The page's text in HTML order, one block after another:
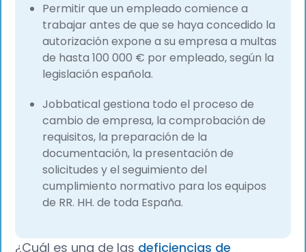
Permitir que un empleado comience a
trabajar antes de que se haya concedido la
autorización expone a su empresa a multas
de hasta 100 000 € por empleado, según la
legislación española.
Jobbatical gestiona todo el proceso de
cambio de empresa, la comprobación de
requisitos, la preparación de la
documentación, la presentación de
solicitudes y el seguimiento del
cumplimiento normativo para los equipos
de RR. HH. de toda España.
¿Cuál es una de lasdeficiencias de